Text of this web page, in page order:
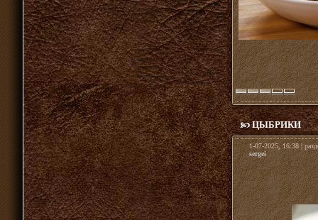
ЦЫБРИКИ
1-07-2025, 16:38 |
sergei